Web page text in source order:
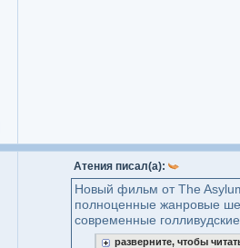
Атения писал(а):
Новый фильм от The
полноценные жанровые
современные
разверните, чтобы